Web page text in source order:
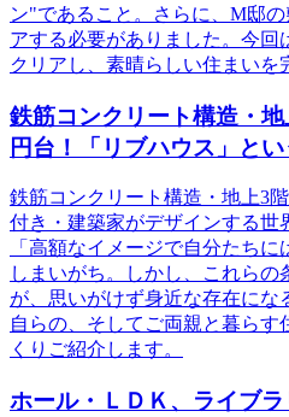
ン"であること。さらに、M邸
アする必要がありました。今回
クリアし、素晴らしい住まい
鉄筋コンクリート構造・
円台！「リブハウス」と
鉄筋コンクリート構造・地上3
付き・建築家がデザインする
「高額なイメージで自分たち
しまいがち。しかし、これら
が、思いがけず身近な存在に
自らの、そしてご両親と暮ら
くりご紹介します。
ホール・ＬＤＫ、ライブ